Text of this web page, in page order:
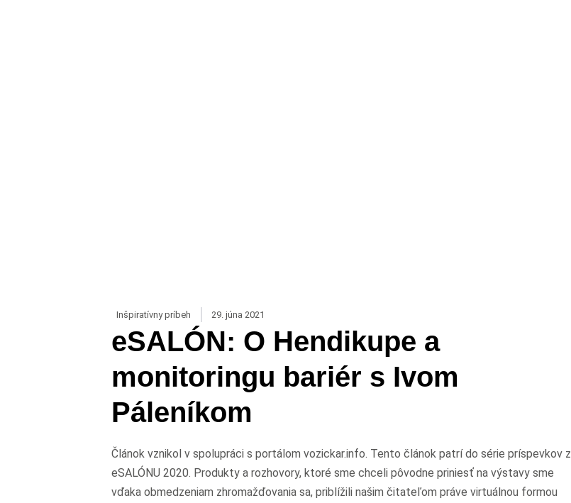
Inšpiratívny príbeh 29. júna 2021
eSALÓN: O Hendikupe a
monitoringu bariér s Ivom
Páleníkom
Článok vznikol v spolupráci s portálom vozickar.info. Tento článok patrí do série príspevkov z
eSALÓNU 2020. Produkty a rozhovory, ktoré sme chceli pôvodne priniesť na výstavy sme
vďaka obmedzeniam zhromažďovania sa, priblížili našim čitateľom práve virtuálnou formou